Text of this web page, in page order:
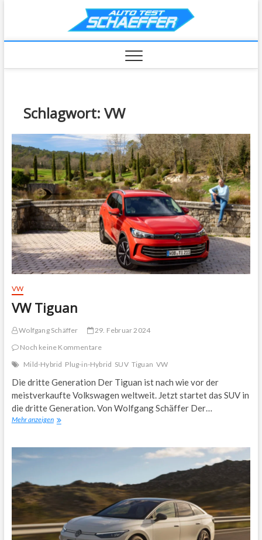
Schlagwort: VW
VW
VW Tiguan
Wolfgang Schäffer
29. Februar 2024
Noch keine Kommentare
Mild-Hybrid Plug-in-Hybrid SUV Tiguan VW
Die dritte Generation Der Tiguan ist nach wie vor der
meistverkaufte Volkswagen weltweit. Jetzt startet das SUV in
die dritte Generation. Von Wolfgang Schäffer Der…
Mehr anzeigenVW